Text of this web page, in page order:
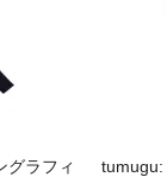
グラフィ
tumugu: